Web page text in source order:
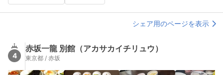
シェア用のページを表示
4
赤坂一龍 別館（アカサカイチリュウ）
東京都 / 赤坂